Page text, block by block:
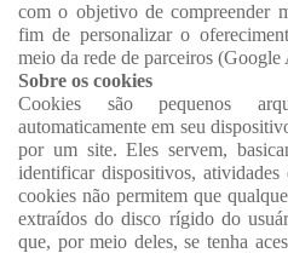
com o objetivo de compreender
fim de personalizar o
meio da rede de parceiros
Sobre os cookies
Cookies são pequenos
automaticamente em seu
por um site. Eles servem,
identificar dispositivos, atividades
cookies não permitem que
extraídos do disco rígido do
que, por meio deles, se tenha